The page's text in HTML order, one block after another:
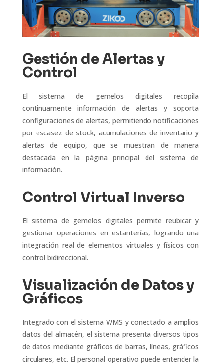
Gestión de Alertas y
Control
El sistema de gemelos digitales recopila
continuamente información de alertas y soporta
configuraciones de alertas, permitiendo notificaciones
por escasez de stock, acumulaciones de inventario y
alertas de equipo, que se muestran de manera
destacada en la página principal del sistema de
información.
Control Virtual Inverso
El sistema de gemelos digitales permite reubicar y
gestionar operaciones en estanterías, logrando una
integración real de elementos virtuales y físicos con
control bidireccional.
Visualización de Datos y
Gráficos
Integrado con el sistema WMS y conectado a amplios
datos del almacén, el sistema presenta diversos tipos
de datos mediante gráficos de barras, líneas, gráficos
circulares, etc. El personal operativo puede entender la